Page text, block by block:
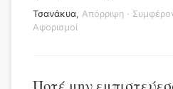
Τσανάκυα, Απόρριψη ·
Αφορισμοί